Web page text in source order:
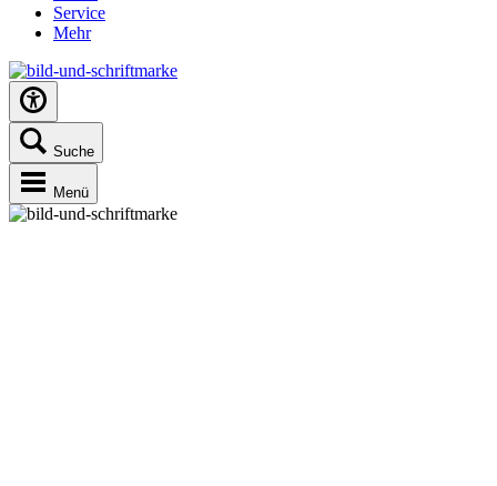
Service
Mehr
Suche
Menü